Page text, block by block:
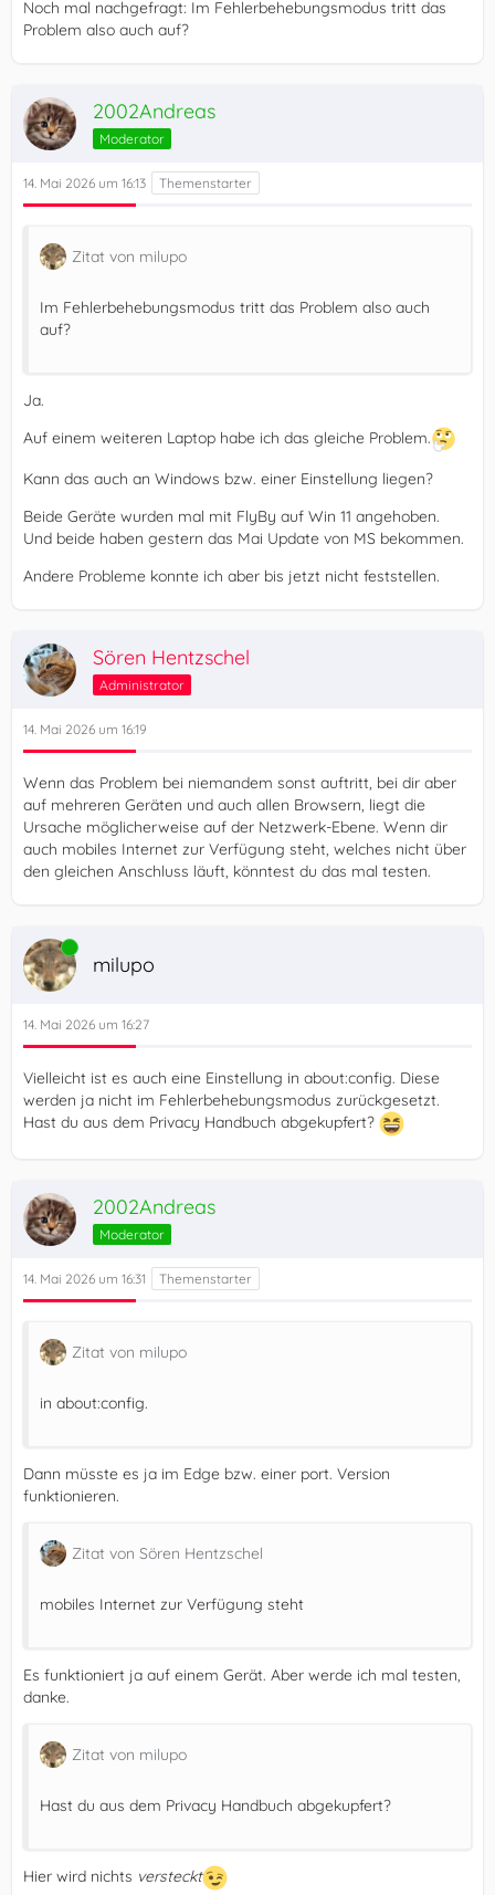
Noch mal nachgefragt: Im Fehlerbehebungsmodus tritt das
Problem also auch auf?
2002Andreas
Moderator
14. Mai 2026 um 16:13
Zitat von milupo
Im Fehlerbehebungsmodus tritt das Problem also auch
auf?
Ja.
Auf einem weiteren Laptop habe ich das gleiche Problem.
Kann das auch an Windows bzw. einer Einstellung liegen?
Beide Geräte wurden mal mit FlyBy auf Win 11 angehoben.
Und beide haben gestern das Mai Update von MS bekommen.
Andere Probleme konnte ich aber bis jetzt nicht feststellen.
Sören Hentzschel
Administrator
14. Mai 2026 um 16:19
Wenn das Problem bei niemandem sonst auftritt, bei dir aber
auf mehreren Geräten und auch allen Browsern, liegt die
Ursache möglicherweise auf der Netzwerk-Ebene. Wenn dir
auch mobiles Internet zur Verfügung steht, welches nicht über
den gleichen Anschluss läuft, könntest du das mal testen.
Online
milupo
14. Mai 2026 um 16:27
Vielleicht ist es auch eine Einstellung in about:config. Diese
werden ja nicht im Fehlerbehebungsmodus zurückgesetzt.
Hast du aus dem Privacy Handbuch abgekupfert?
2002Andreas
Moderator
14. Mai 2026 um 16:31
Zitat von milupo
in about:config.
Dann müsste es ja im Edge bzw. einer port. Version
funktionieren.
Zitat von Sören Hentzschel
mobiles Internet zur Verfügung steht
Es funktioniert ja auf einem Gerät. Aber werde ich mal testen,
danke.
Zitat von milupo
Hast du aus dem Privacy Handbuch abgekupfert?
Hier wird nichts versteckt